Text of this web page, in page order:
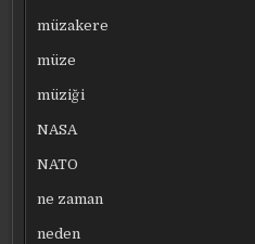
müzakere
müze
müziği
NASA
NATO
ne zaman
neden